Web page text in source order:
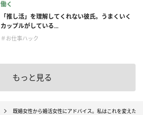
働く
「推し活」を理解してくれない彼氏。うまくいく
カップルがしている...
＃お仕事ハック
もっと見る
既婚女性から婚活女性にアドバイス。私はこれを変えた